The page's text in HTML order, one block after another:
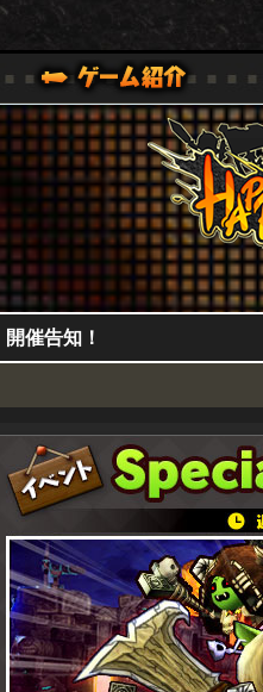
イト [ XBOX 360,XBOX ONE VER.]
WARS(ハッピーウォーズ)公式サイ
催告知！